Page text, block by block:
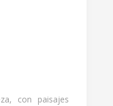
con paisajes